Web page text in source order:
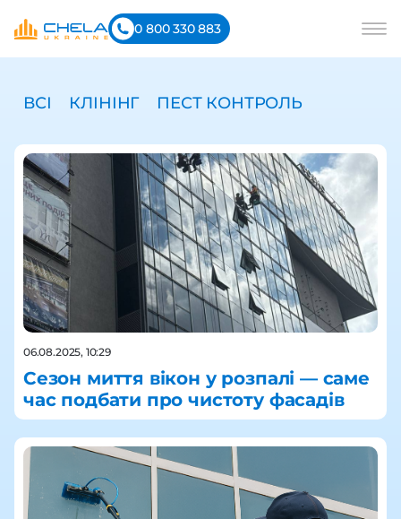
0 800 330 883
ВСІ КЛІНІНГ ПЕСТ КОНТРОЛЬ
06.08.2025, 10:29
Сезон миття вікон у розпалі — саме
час подбати про чистоту фасадів